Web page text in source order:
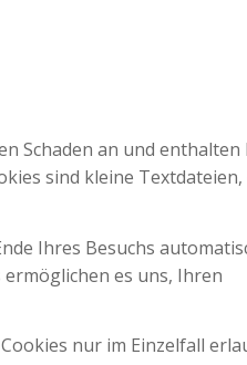
Schaden an und enthalten
sind kleine Textdateien,
Ihres Besuchs
es uns, Ihren
nur im Einzelfall